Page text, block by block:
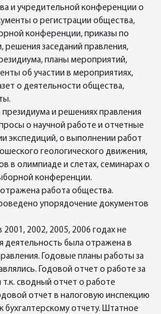
и учредительной конференции о
о регистрации общества,
конференции, приказы по
решения заседаний правления,
планы мероприятий,
об участии в мероприятиях,
о деятельности общества,
президиума и решениях правления
о научной работе и отчетные
экспедиций, о выполнении работ
геологического движения,
в олимпиаде и слетах, семинарах о
конференции.
работа общества.
упорядочение документов
2002, 2005, 2006 годах не
деятельность была отражена в
Годовые планы работы за
Годовой отчет о работе за
т.к. сводный отчет о работе
отчет в налоговую инспекцию
бухгалтерскому отчету. Штатное